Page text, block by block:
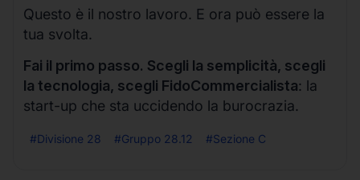
Questo è il nostro lavoro. E ora può essere la
tua svolta.
Fai il primo passo. Scegli la semplicità, scegli
la tecnologia, scegli FidoCommercialista: la
start-up che sta uccidendo la burocrazia.
#Divisione 28 #Gruppo 28.12 #Sezione C